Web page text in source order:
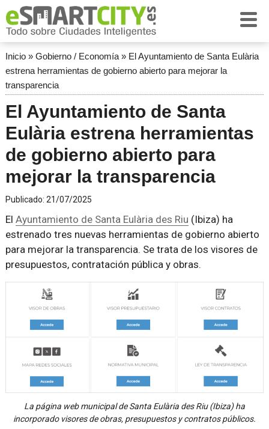
Inicio» Gobierno / Economía» El Ayuntamiento de Santa Eulària
estrena herramientas de gobierno abierto para mejorar la
transparencia
El Ayuntamiento de Santa
Eulària estrena herramientas
de gobierno abierto para
mejorar la transparencia
Publicado: 21/07/2025
El Ayuntamiento de Santa Eulària des Riu (Ibiza) ha
estrenado tres nuevas herramientas de gobierno abierto
para mejorar la transparencia. Se trata de los visores de
presupuestos, contratación pública y obras.
La página web municipal de Santa Eulària des Riu (Ibiza) ha
incorporado visores de obras, presupuestos y contratos públicos.